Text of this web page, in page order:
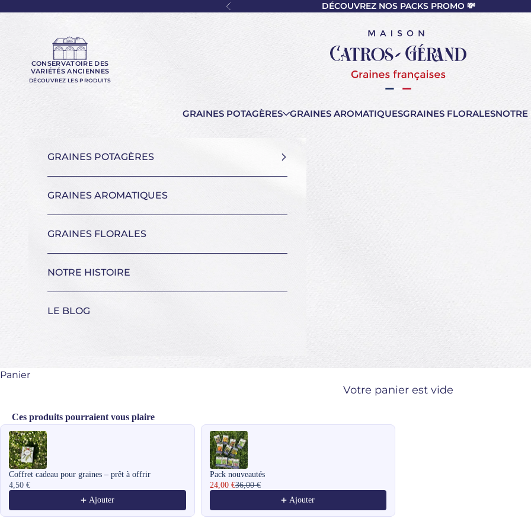
Précédent DÉCOUVREZ NOS PACKS PROMO 💸
Maison Catros-Gérand
CONSERVATOIRE DES
VARIÉTÉS ANCIENNES
DÉCOUVREZ LES PRODUITS
GRAINES POTAGÈRES GRAINES AROMATIQUESGRAINES FLORALESNOTRE
GRAINES POTAGÈRES
GRAINES AROMATIQUES
GRAINES FLORALES
NOTRE HISTOIRE
LE BLOG
Panier
Votre panier est vide
Ces produits pourraient vous plaire
Use the Previous and Next buttons to navigate through product recommendations, or scroll horizontally to view more products.
Coffret cadeau pour graines – prêt à offrir
4,50 €
Ajouter
Pack nouveautés
24,00 €36,00 €
Ajouter